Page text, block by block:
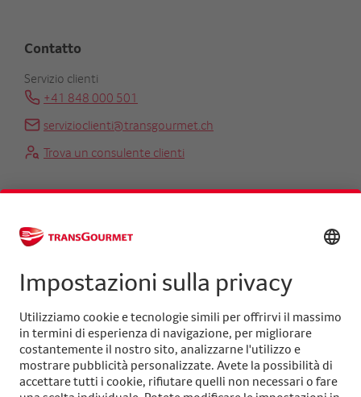
Contatto
Servizio clienti
+41 848 000 501
servizioclienti@transgourmet.ch
Trova un consulente clienti
Centrale
info@transgourmet.ch
Select
your
language
Seguiteci su